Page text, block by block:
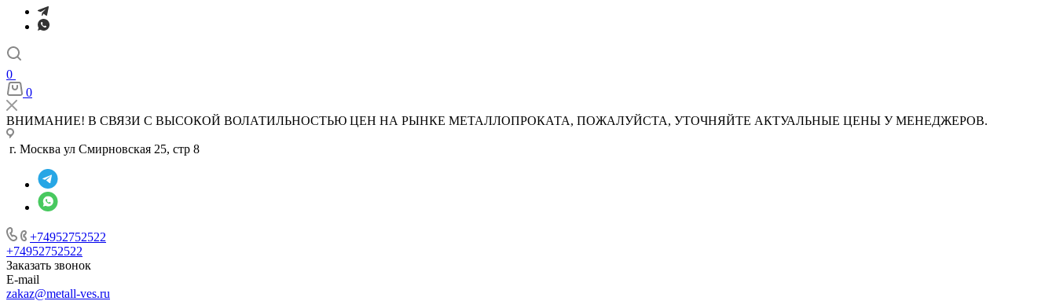
0
0
ВНИМАНИЕ! В СВЯЗИ С ВЫСОКОЙ ВОЛАТИЛЬНОСТЬЮ ЦЕН НА РЫНКЕ МЕТАЛЛОПРОКАТА, ПОЖАЛУЙСТА, УТОЧНЯЙТЕ АКТУАЛЬНЫЕ ЦЕНЫ У МЕНЕДЖЕРОВ.
г. Москва ул Смирновская 25, стр 8
+74952752522
+74952752522
Заказать звонок
E-mail
zakaz@metall-ves.ru